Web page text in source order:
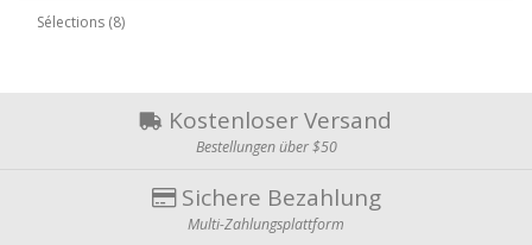
Sélections (8)
Kostenloser Versand
Bestellungen über $50
Sichere Bezahlung
Multi-Zahlungsplattform